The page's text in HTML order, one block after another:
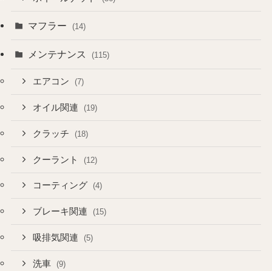
マフラー (14)
メンテナンス (115)
エアコン (7)
オイル関連 (19)
クラッチ (18)
クーラント (12)
コーティング (4)
ブレーキ関連 (15)
吸排気関連 (5)
洗車 (9)